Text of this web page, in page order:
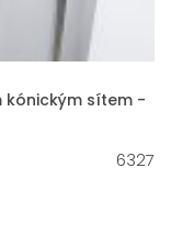
kónickým sítem -
6327